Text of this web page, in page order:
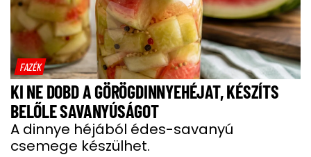
FAZÉK
KI NE DOBD A GÖRÖGDINNYEHÉJAT, KÉSZÍTS
BELŐLE SAVANYÚSÁGOT
A dinnye héjából édes-savanyú
csemege készülhet.